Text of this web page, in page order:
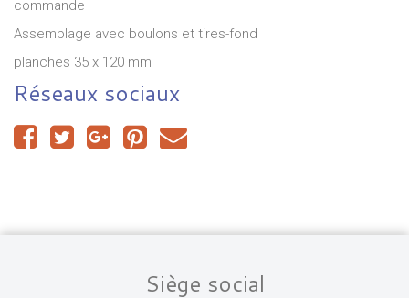
commande
Assemblage avec boulons et tires-fond
planches 35 x 120 mm
Réseaux sociaux
Siège social